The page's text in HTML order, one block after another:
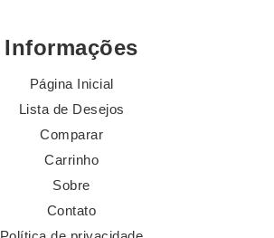
Informações
Página Inicial
Lista de Desejos
Comparar
Carrinho
Sobre
Contato